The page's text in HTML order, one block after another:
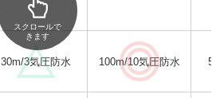
30m/3気圧防水 100m/10気圧防水
スクロールで
きます